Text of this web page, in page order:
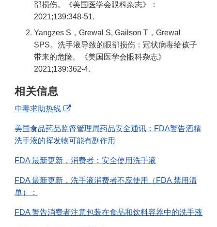
部损伤。《美国医学会眼科杂志》：
2021;139:348-51.
Yangzes S，Grewal S, Gailson T，Grewal
SPS。洗手液导致的眼部损伤：冠状病毒给孩子
带来的危险。《美国医学会眼科杂志》
2021;139:362-4.
相关信息
中毒求助热线
External
Disclaimer
美国食品药品监督管理局药品安全通讯：FDA警告酒精
洗手液的挥发物可能有副作用
FDA 最新更新，消费者：安全使用洗手液
FDA 最新更新，洗手液消费者不应使用（FDA 禁用清
单）：
FDA 警告消费者注意包装在食品和饮料容器中的洗手液